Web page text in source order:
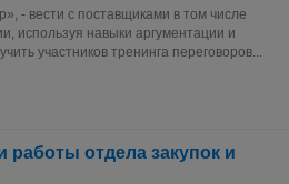
- вести с поставщиками в том числе
используя навыки аргументации и
участников тренинга переговоров...
отдела закупок и